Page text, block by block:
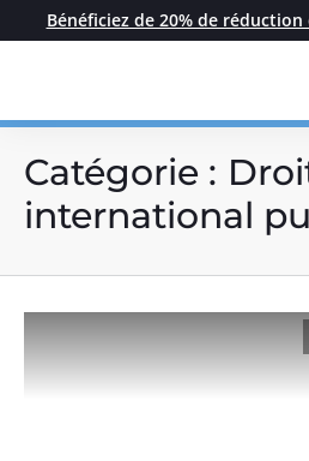
Bénéficiez de 20% de
Catégorie :
international